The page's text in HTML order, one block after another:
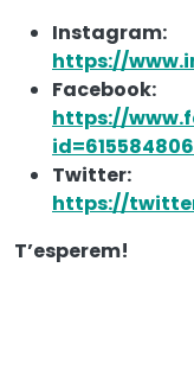
Instagram:
https://
Facebook:
https://
Twitter:
https://
T’esperem!